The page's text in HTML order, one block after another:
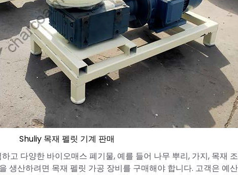
Shuliy 목재 펠릿 기계 판매
고 다양한 바이오매스 폐기물, 예를 들어 나무 뿌리, 가지, 목재
생산하려면 목재 펠릿 가공 장비를 구매해야 합니다. 고객은 예